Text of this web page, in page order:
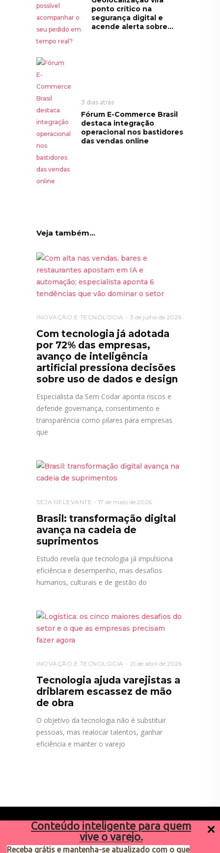
Conteúdo inteligente para quem
vive o varejo.
Receba grátis e mantenha-se atualizado com o que
ponto crítico na
segurança digital e
acende alerta sobre...
3 dias atrás
Fórum E-Commerce Brasil
destaca integração
operacional nos bastidores
das vendas online
Veja também...
INOVAÇÃO E TECNOLOGIA 3 de julho de 2026
Com tecnologia já adotada
por 72% das empresas,
avanço de inteligência
artificial pressiona decisões
sobre uso de dados e design
Especialista da Sem Codar aponta riscos e
defende governança, consentimento e
transparência como pilares para empresas
que
SEJA RELEVANTE 17 de maio de 2026
Brasil: transformação digital
avança na cadeia de
suprimentos
Estudo revela que tecnologia já impulsiona
eficiência e desempenho, mas desafios
humanos, culturais e de gestão do
INOVAÇÃO E TECNOLOGIA 21 de abril de 2026
Tecnologia ajuda varejistas a
driblarem escassez de mão
de obra
O objetivo da tecnologia não é substituir
pessoas, mas realocar talentos, ganhar
eficiência e manter o varejo